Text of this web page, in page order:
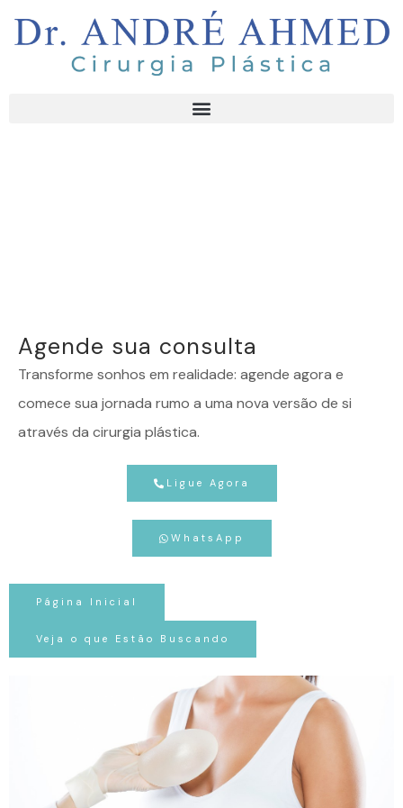
Agende sua consulta
Transforme sonhos em realidade: agende agora e
comece sua jornada rumo a uma nova versão de si
através da cirurgia plástica.
Ligue Agora
WhatsApp
Página Inicial
Veja o que Estão Buscando